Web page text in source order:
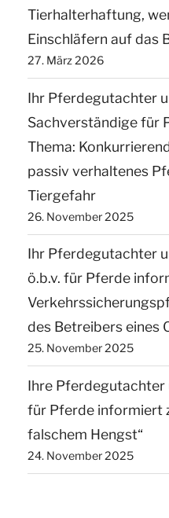
Tierhalterhaftung,
Einschläfern auf das
27. März 2026
Ihr Pferdegutachter
Sachverständige für
Thema:
passiv verhaltenes
Tiergefahr
26. November 2025
Ihr Pferdegutachter
ö.b.v. für Pferde
des Betreibers eines
25. November 2025
Ihre Pferdegutachter
für Pferde informiert
falschem Hengst“
24. November 2025